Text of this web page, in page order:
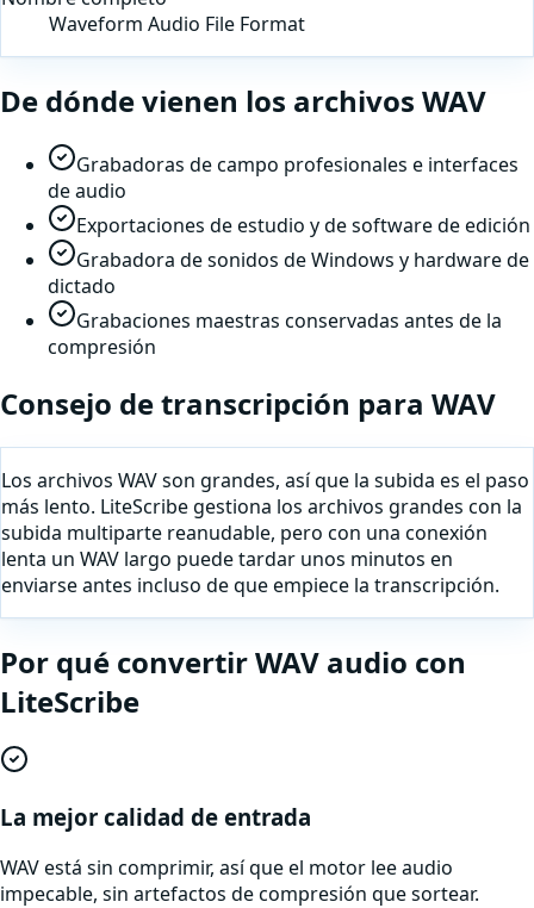
Waveform Audio File Format
De dónde vienen los archivos WAV
Grabadoras de campo profesionales e interfaces
de audio
Exportaciones de estudio y de software de edición
Grabadora de sonidos de Windows y hardware de
dictado
Grabaciones maestras conservadas antes de la
compresión
Consejo de transcripción para WAV
Los archivos WAV son grandes, así que la subida es el paso
más lento. LiteScribe gestiona los archivos grandes con la
subida multiparte reanudable, pero con una conexión
lenta un WAV largo puede tardar unos minutos en
enviarse antes incluso de que empiece la transcripción.
Por qué convertirWAV audio con
LiteScribe
La mejor calidad de entrada
WAV está sin comprimir, así que el motor lee audio
impecable, sin artefactos de compresión que sortear.